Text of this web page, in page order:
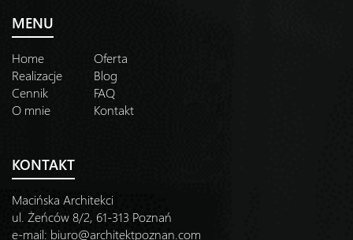
MENU
Home
Oferta
Realizacje
Blog
Cennik
FAQ
O mnie
Kontakt
KONTAKT
Macińska Architekci
ul. Żeńców 8/2, 61-313 Poznań
e-mail: biuro@architektpoznan.com